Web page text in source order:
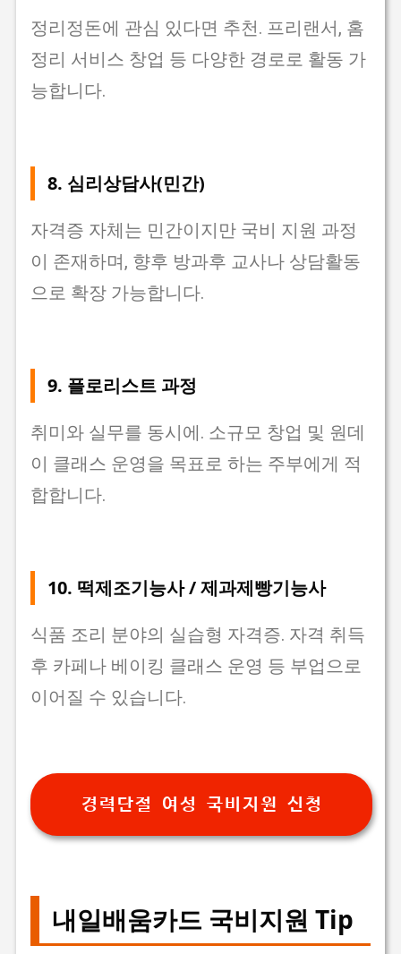
정리정돈에 관심 있다면 추천. 프리랜서, 홈
정리 서비스 창업 등 다양한 경로로 활동 가
능합니다.
8. 심리상담사(민간)
자격증 자체는 민간이지만 국비 지원 과정
이 존재하며, 향후 방과후 교사나 상담활동
으로 확장 가능합니다.
9. 플로리스트 과정
취미와 실무를 동시에. 소규모 창업 및 원데
이 클래스 운영을 목표로 하는 주부에게 적
합합니다.
10. 떡제조기능사 / 제과제빵기능사
식품 조리 분야의 실습형 자격증. 자격 취득
후 카페나 베이킹 클래스 운영 등 부업으로
이어질 수 있습니다.
경력단절 여성 국비지원 신청
내일배움카드 국비지원 Tip